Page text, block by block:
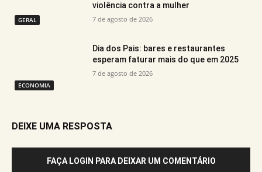
GERAL
violência contra a mulher
7 de agosto de 2026
ECONOMIA
Dia dos Pais: bares e restaurantes
esperam faturar mais do que em 2025
7 de agosto de 2026
DEIXE UMA RESPOSTA
FAÇA LOGIN PARA DEIXAR UM COMENTÁRIO